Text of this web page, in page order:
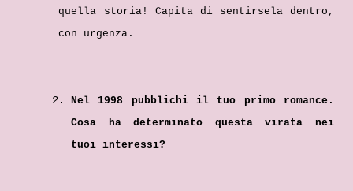
quella storia! Capita di sentirsela dentro,
con urgenza.
Nel 1998 pubblichi il tuo primo romance.
Cosa ha determinato questa virata nei
tuoi interessi?